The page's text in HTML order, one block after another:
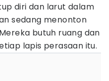
diri dan larut dalam
sedang menonton
butuh ruang dan
lapis perasaan itu.